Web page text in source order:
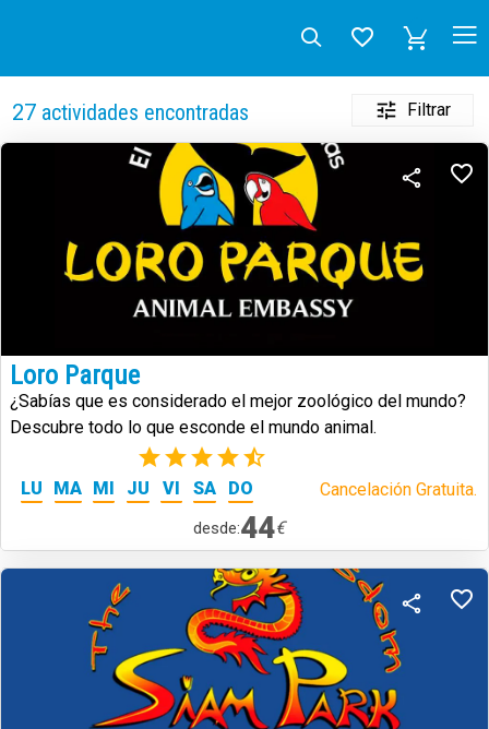
27actividades encontradas Filtrar
Loro Parque
¿Sabías que es considerado el mejor zoológico del mundo?
Descubre todo lo que esconde el mundo animal.
(73)
LU MA MI JU VI SA DO Cancelación Gratuita.
desde:44€